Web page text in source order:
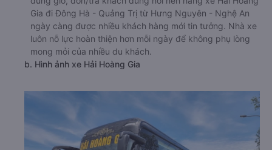
với dịch vụ 5*. Trong suốt nhiều năm hoạt động vận tải
hành khách, Hải Hoàng Gia đã có cho mình một lượng
khách ổn định hàng năm. Với phương châm xuất bến
đúng giờ, đón/trả khách đúng nơi nên hãng xe Hải Hoàng
Gia đi Đông Hà - Quảng Trị từ Hưng Nguyên - Nghệ An
ngày càng được nhiều khách hàng mới tin tưởng. Nhà xe